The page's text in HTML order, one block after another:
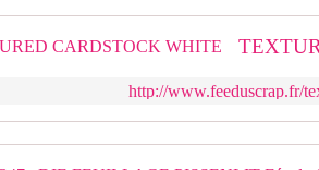
http://www.feeduscrap.fr/